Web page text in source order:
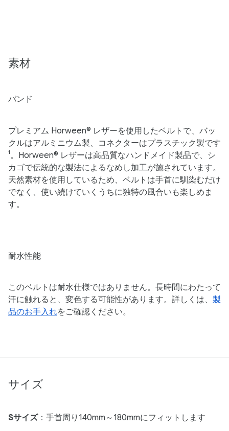
素材
バンド
プレミアム Horween® レザーを使用したベルトで、バッ
クルはアルミニウム製、コネクターはプラスチック製です
¹。Horween® レザーは高品質なハンドメイド製品で、シ
カゴで伝統的な製法によるなめし加工が施されています。
天然素材を使用しているため、ベルトは手首に馴染むだけ
でなく、使い続けていくうちに独特の風合いも楽しめま
す。
耐水性能
このベルトは耐水仕様ではありません。長時間にわたって
汗に触れると、変色する可能性があります。詳しくは、 製
品のお手入れをご確認ください。
サイズ
Sサイズ：手首周り140mm～180mmにフィットします